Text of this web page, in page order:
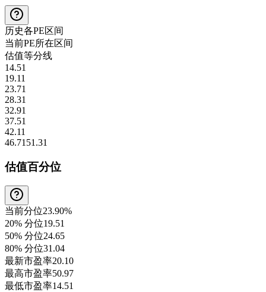
历史各PE区间
当前PE所在区间
估值等分线
14.51
19.11
23.71
28.31
32.91
37.51
42.11
46.71 51.31
估值百分位
当前分位23.90%
20% 分位19.51
50% 分位24.65
80% 分位31.04
最新市盈率20.10
最高市盈率50.97
最低市盈率14.51